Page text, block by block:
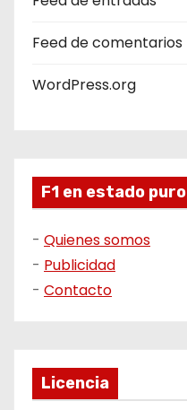
Feed de comentarios
WordPress.org
F1 en estado puro
- Quienes somos
- Publicidad
- Contacto
Licencia